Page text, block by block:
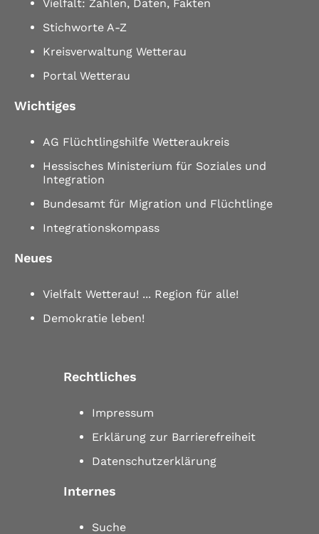
Vielfalt: Zahlen, Daten, Fakten
Stichworte A-Z
Kreisverwaltung Wetterau
Portal Wetterau
Wichtiges
AG Flüchtlingshilfe Wetteraukreis
Hessisches Ministerium für Soziales und
Integration
Bundesamt für Migration und Flüchtlinge
Integrationskompass
Neues
Vielfalt Wetterau! ... Region für alle!
Demokratie leben!
Rechtliches
Impressum
Erklärung zur Barrierefreiheit
Datenschutzerklärung
Internes
Suche